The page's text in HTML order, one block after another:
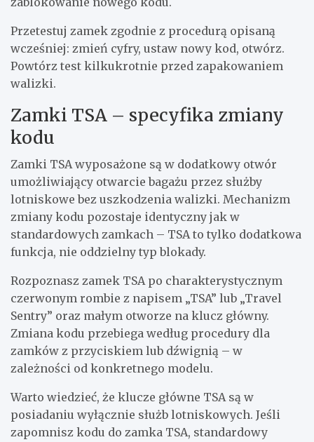
Przetestuj zamek zgodnie z procedurą opisaną
wcześniej: zmień cyfry, ustaw nowy kod, otwórz.
Powtórz test kilkukrotnie przed zapakowaniem
walizki.
Zamki TSA – specyfika zmiany
kodu
Zamki TSA wyposażone są w dodatkowy otwór
umożliwiający otwarcie bagażu przez służby
lotniskowe bez uszkodzenia walizki. Mechanizm
zmiany kodu pozostaje identyczny jak w
standardowych zamkach – TSA to tylko dodatkowa
funkcja, nie oddzielny typ blokady.
Rozpoznasz zamek TSA po charakterystycznym
czerwonym rombie z napisem „TSA” lub „Travel
Sentry” oraz małym otworze na klucz główny.
Zmiana kodu przebiega według procedury dla
zamków z przyciskiem lub dźwignią – w
zależności od konkretnego modelu.
Warto wiedzieć, że klucze główne TSA są w
posiadaniu wyłącznie służb lotniskowych. Jeśli
zapomnisz kodu do zamka TSA, standardowy